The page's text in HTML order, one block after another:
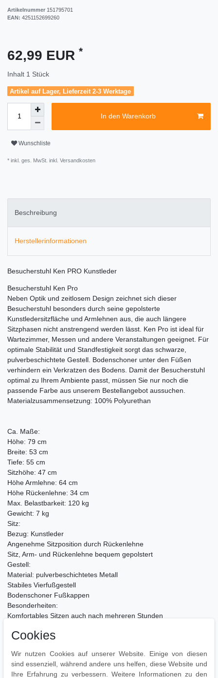
Artikelnummer 151795701
EAN: 4251152699260
62,99 EUR *
Inhalt 1 Stück
Artikel auf Lager, Lieferzeit 2-3 Werktage
In den Warenkorb
Wunschliste
* inkl. ges. MwSt. inkl. Versandkosten
Beschreibung
Herstellerinformationen
Besucherstuhl Ken PRO Kunstleder
Besucherstuhl Ken Pro
Neben Optik und zeitlosem Design zeichnet sich dieser
Besucherstuhl besonders durch seine gepolsterte
Kunstledersitzfläche und Armlehnen aus, die auch längere
Sitzphasen nicht anstrengend werden lässt. Ken Pro ist ideal für
Wartezimmer, Messen und andere Veranstaltungen geeignet. Für
optimale Stabilität und Standfestigkeit sorgt das schwarze,
pulverbeschichtete Gestell. Bodenschoner unter den Füßen
verhindern ein Verkratzen des Bodens. Damit der Besucherstuhl
optimal zu Ihrem Ambiente passt, müssen Sie nur noch die
passende Farbe aus unserem Bestellangebot aussuchen.
Materialzusammensetzung: 100% Polyurethan
Ca. Maße:
Höhe: 79 cm
Breite: 53 cm
Tiefe: 55 cm
Sitzhöhe: 47 cm
Höhe Armlehne: 64 cm
Höhe Rückenlehne: 34 cm
Max. Belastbarkeit: 120 kg
Gewicht: 7 kg
Sitz:
Bezug: Kunstleder
Angenehme Sitzposition durch Rückenlehne
Sitz, Arm- und Rückenlehne bequem gepolstert
Gestell:
Material: pulverbeschichtetes Metall
Stabiles Vierfußgestell
Bodenschoner Fußkappen
Besonderheiten:
Komfortables Sitzen auch nach mehreren Stunden
Lange Lebensdauer
Keine Haushaltsreiniger verwenden
Leichte Verschmutzung mit feuchtem Baumwolltuch abwischen
Cookies
Wir nutzen Cookies auf unserer Website. Einige von diesen
sind essenziell, während andere uns helfen, diese Website und
Ihre Erfahrung zu verbessern. Weitere Informationen zu den